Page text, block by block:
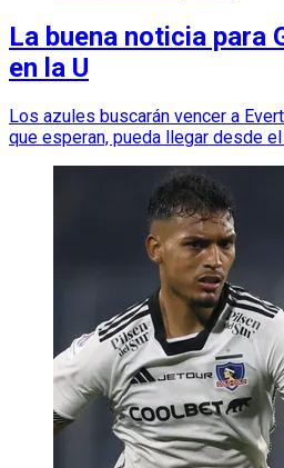
La buena noticia para
en la U
Los azules buscarán vencer a
que esperan, pueda llegar desde